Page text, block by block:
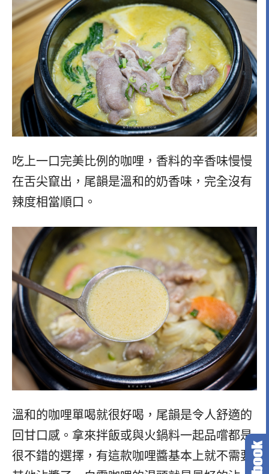
吃上一口完美比例的咖哩，香料的辛香味慢慢
在舌尖竄出，尾韻是溫和的奶香味，完全沒有
辣度相當順口。
溫和的咖哩單喝就很好喝，尾韻是令人舒適的
回甘口感。拿來拌飯或與火鍋料一起品嚐都是
很不錯的選擇，有這款咖哩醬基本上就不需要